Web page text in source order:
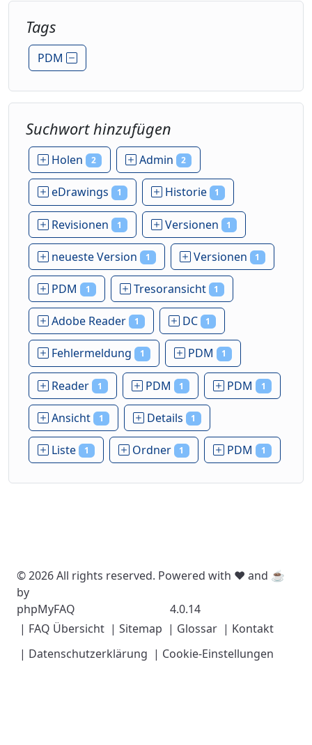
Tags
PDM
Suchwort hinzufügen
Holen 2 Admin 2
eDrawings 1 Historie 1
Revisionen 1 Versionen 1
neueste Version 1 Versionen 1
PDM 1 Tresoransicht 1
Adobe Reader 1 DC 1
Fehlermeldung 1 PDM 1
Reader 1 PDM 1 PDM 1
Ansicht 1 Details 1
Liste 1 Ordner 1 PDM 1
© 2026 All rights reserved. Powered with ❤️ and ☕️
by
phpMyFAQ
4.0.14
| FAQ Übersicht | Sitemap | Glossar | Kontakt
| Datenschutzerklärung | Cookie-Einstellungen